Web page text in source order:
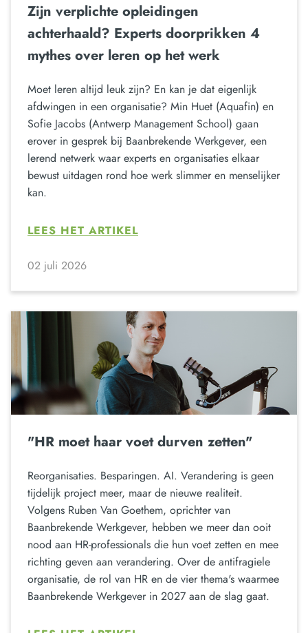
Zijn verplichte opleidingen
achterhaald? Experts doorprikken 4
mythes over leren op het werk
Moet leren altijd leuk zijn? En kan je dat eigenlijk
afdwingen in een organisatie? Min Huet (Aquafin) en
Sofie Jacobs (Antwerp Management School) gaan
erover in gesprek bij Baanbrekende Werkgever, een
lerend netwerk waar experts en organisaties elkaar
bewust uitdagen rond hoe werk slimmer en menselijker
kan.
LEES HET ARTIKEL
02 juli 2026
"HR moet haar voet durven zetten"
Reorganisaties. Besparingen. AI. Verandering is geen
tijdelijk project meer, maar de nieuwe realiteit.
Volgens Ruben Van Goethem, oprichter van
Baanbrekende Werkgever, hebben we meer dan ooit
nood aan HR-professionals die hun voet zetten en mee
richting geven aan verandering. Over de antifragiele
organisatie, de rol van HR en de vier thema's waarmee
Baanbrekende Werkgever in 2027 aan de slag gaat.